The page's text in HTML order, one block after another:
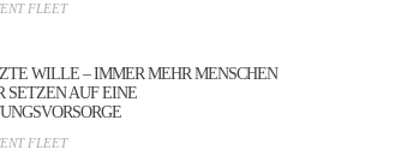
FLEET
WILLE – IMMER MEHR MENSCHEN
SETZEN AUF EINE
FLEET